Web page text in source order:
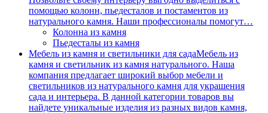
помощью колонн, пьедесталов и постаментов из
натурального камня. Наши профессионалы помогут…
Колонна из камня
Пьедесталы из камня
Мебель из камня и светильники для садаМебель из
камня и светильник из камня натурального. Наша
компания предлагает широкий выбор мебели и
светильников из натурального камня для украшения
сада и интерьера. В данной категории товаров вы
найдете уникальные изделия из разных видов камня,